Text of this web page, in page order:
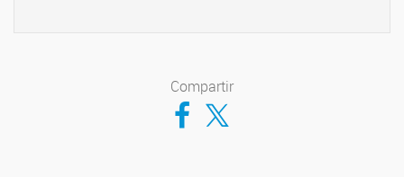
Compartir
Compartir en Facebook
Compartir en Twitter